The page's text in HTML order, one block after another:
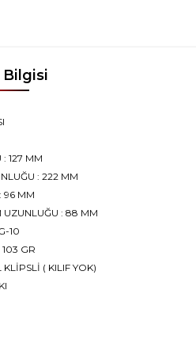
Bilgisi
127 MM
: 222 MM
96 MM
UZUNLUĞU : 88 MM
10
GR
( KILIF YOK)